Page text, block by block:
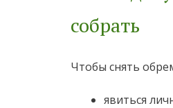
собрать
Чтобы снять
явиться